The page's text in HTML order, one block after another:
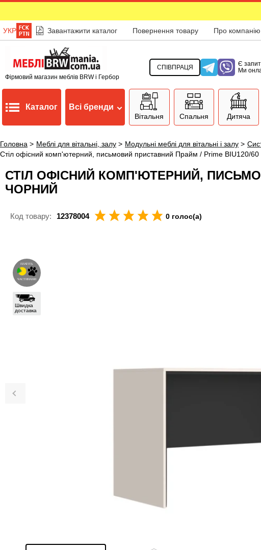
УКР Завантажити каталог Повернення товару Про компанію
Фірмовий магазин меблів BRW і Гербор
СПІВПРАЦЯ
Є
Ми
Каталог Всі бренди
Вітальня Спальня Дитяча
Головна > Меблі для вітальні, залу > Модульні меблі для вітальні і залу >
Стіл офісний комп'ютерний, письмовий приставний Прайм / Prime BIU120/
СТІЛ ОФІСНИЙ КОМП'ЮТЕРНИЙ,
ЧОРНИЙ
Код товару: 12378004 0 голос(а)